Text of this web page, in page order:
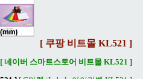
[ 쿠팡 비트몰 KL521 ]
[ 네이버 스마트스토어 비트몰 KL521 ]